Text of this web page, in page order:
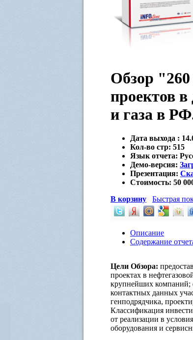
Обзор
проектов
и газа в
Дата выхода :
Кол-во стр: 515
Язык отчета:
Демо-версия:
Презентация:
Стоимость: 50
В корзину
Быстрая
Описание
Содержание
Цели Обзора:
проектах в
крупнейших компаний;
контактных данных
генподрядчика,
Классификация
от реализации в
оборудования и